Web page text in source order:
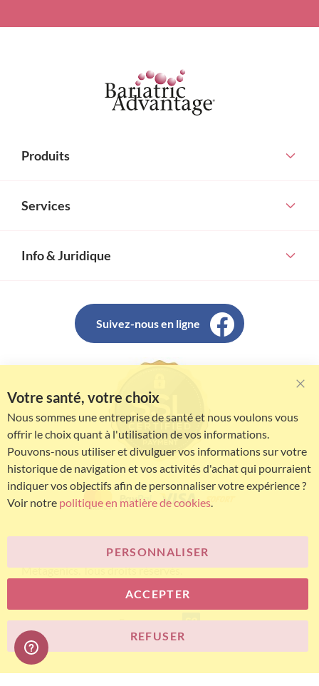
Produits
Services
Info & Juridique
Suivez-nous en ligne
© Bariatric Advantage® est une marque du groupe
Metagenics. Tous droits réservés.
E-commerce
Votre santé, votre choix
Nous sommes une entreprise de santé et nous voulons vous
offrir le choix quant à l'utilisation de vos informations.
Pouvons-nous utiliser et divulguer vos informations sur votre
historique de navigation et vos activités d'achat qui pourraient
indiquer vos objectifs afin de personnaliser votre expérience ?
Voir notre politique en matière de cookies.
ACCEPTER
PERSONNALISER
REFUSER